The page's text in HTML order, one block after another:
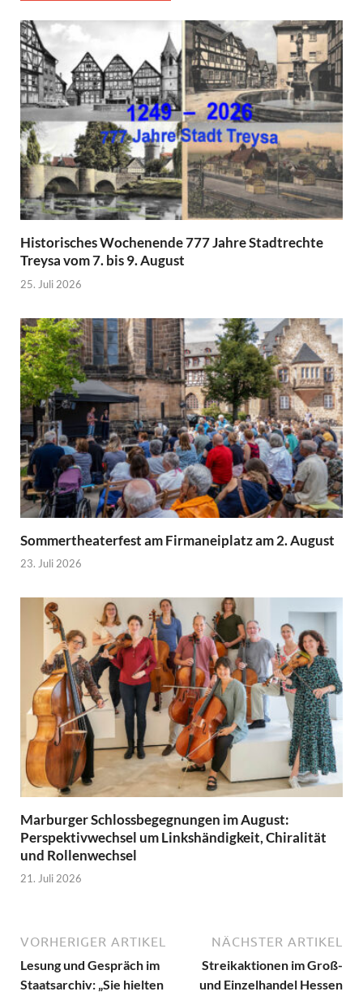
Historisches Wochenende 777 Jahre Stadtrechte
Treysa vom 7. bis 9. August
25. Juli 2026
Sommertheaterfest am Firmaneiplatz am 2. August
23. Juli 2026
Marburger Schlossbegegnungen im August:
Perspektivwechsel um Linkshändigkeit, Chiralität
und Rollenwechsel
21. Juli 2026
VORHERIGER ARTIKEL
Lesung und Gespräch im
Staatsarchiv: „Sie hielten
NÄCHSTER ARTIKEL
Streikaktionen im Groß-
und Einzelhandel Hessen